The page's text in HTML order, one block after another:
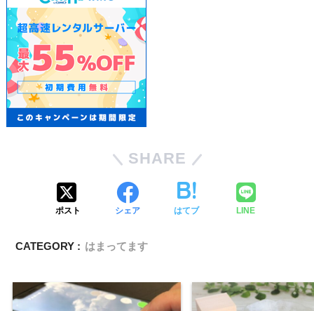
SHARE
ポスト シェア はてブ LINE
CATEGORY : はまってます